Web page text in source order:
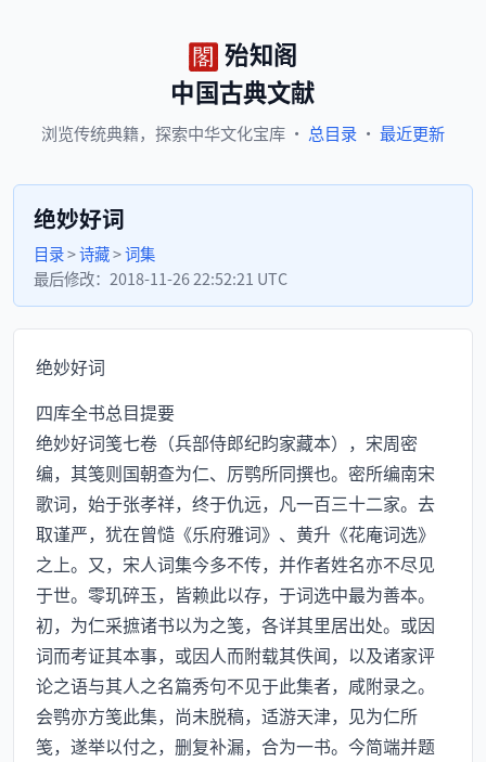
殆知阁
中国古典文献
浏览传统典籍， 探索中华文化宝库 · 总目录 · 最近更新
绝妙好词
目录>诗藏>词集
最后修改： 2018-11-26 22:52:21 UTC
绝妙好词
四库全书总目提要
绝妙好词笺七卷（兵部侍郎纪盷家藏本），宋周密
编，其笺则国朝查为仁、厉鹗所同撰也。密所编南宋
歌词，始于张孝祥，终于仇远，凡一百三十二家。去
取谨严，犹在曾慥《乐府雅词》、黄升《花庵词选》
之上。又，宋人词集今多不传，并作者姓名亦不尽见
于世。零玑碎玉，皆赖此以存，于词选中最为善本。
初，为仁采摭诸书以为之笺，各详其里居出处。或因
词而考证其本事，或因人而附载其佚闻，以及诸家评
论之语与其人之名篇秀句不见于此集者，咸附录之。
会鹗亦方笺此集，尚未脱稿，适游天津，见为仁所
笺，遂举以付之，删复补漏，合为一书。今简端并题